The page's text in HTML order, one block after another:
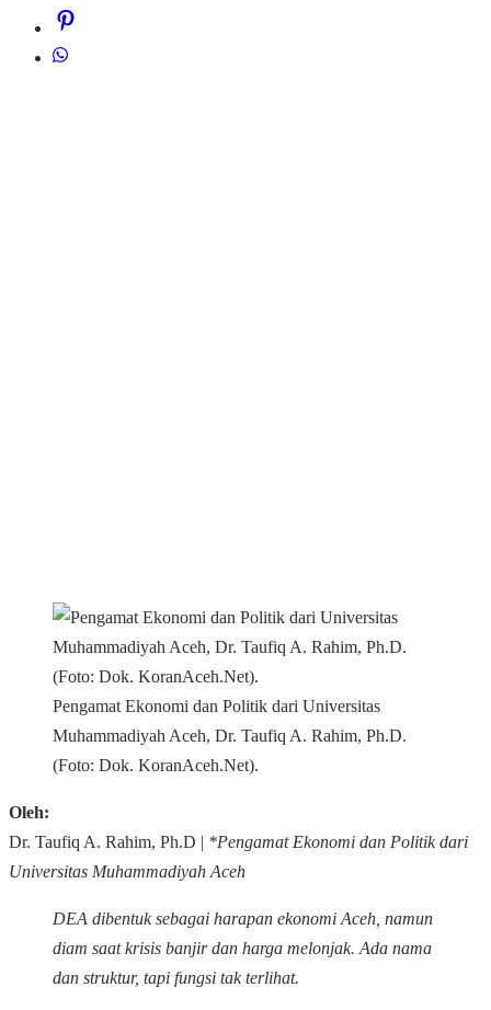
Pengamat Ekonomi dan Politik dari Universitas
Muhammadiyah Aceh, Dr. Taufiq A. Rahim, Ph.D.
(Foto: Dok. KoranAceh.Net).
Oleh:
Dr. Taufiq A. Rahim, Ph.D | *Pengamat Ekonomi dan Politik dari
Universitas Muhammadiyah Aceh
DEA dibentuk sebagai harapan ekonomi Aceh, namun
diam saat krisis banjir dan harga melonjak. Ada nama
dan struktur, tapi fungsi tak terlihat.